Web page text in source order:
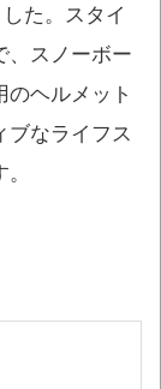
た。スタイ
、スノーボー
のヘルメット
ブなライフス